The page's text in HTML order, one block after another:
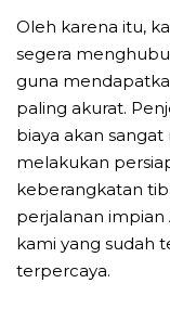
Oleh karena itu,
segera
guna
paling akurat.
biaya akan
melakukan
keberangkatan
perjalanan impian
kami yang sudah
terpercaya.